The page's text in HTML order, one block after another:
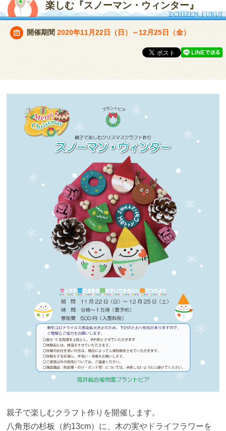
楽しむ『スノーマン・ウィンター』
開催期間 2020年11月22日（日）～12月25日（金）
親子で楽しむクラフト作りを開催します。
八角形の杉板（約13cm）に、木の実やドライフラワーを